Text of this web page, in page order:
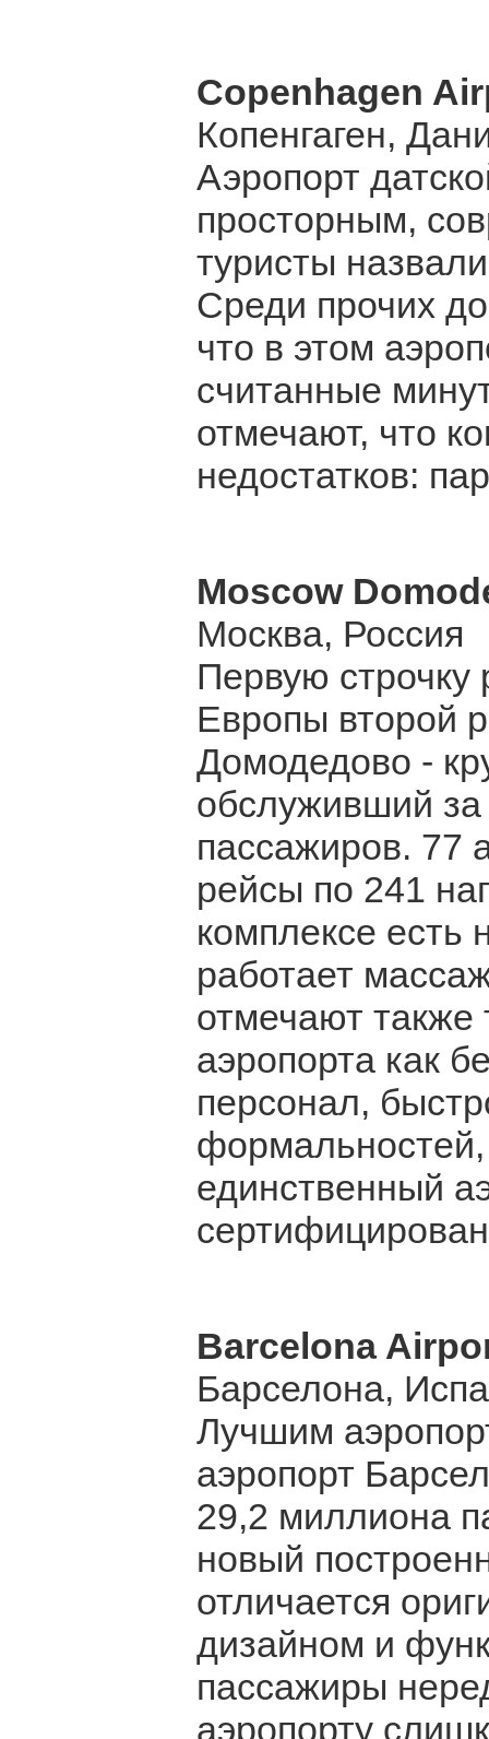
Copenhagen
Копенгаген,
Аэропорт
просторным,
туристы
Среди прочих
что в этом
считанные
отмечают, что
недостатков:
Moscow
Москва, Россия
Первую строчку
Европы второй
Домодедово -
обслуживший
пассажиров. 77
рейсы по 241
комплексе есть
работает
отмечают также
аэропорта как
персонал,
единственный
Barcelona
Барселона,
Лучшим
аэропорт
29,2 миллиона
новый
отличается
дизайном и
пассажиры
аэропорту